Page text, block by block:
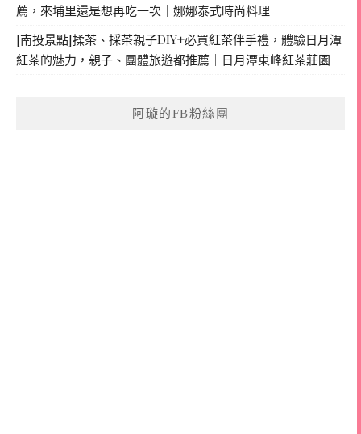
薦，來埔里還是想再吃一次｜娜娜泰式時尚料理
[南投景點]揉茶、採茶親子DIY+必買紅茶伴手禮，體驗日月潭
紅茶的魅力，親子、團體旅遊都推薦｜日月潭東峰紅茶莊園
阿璇的FB粉絲團